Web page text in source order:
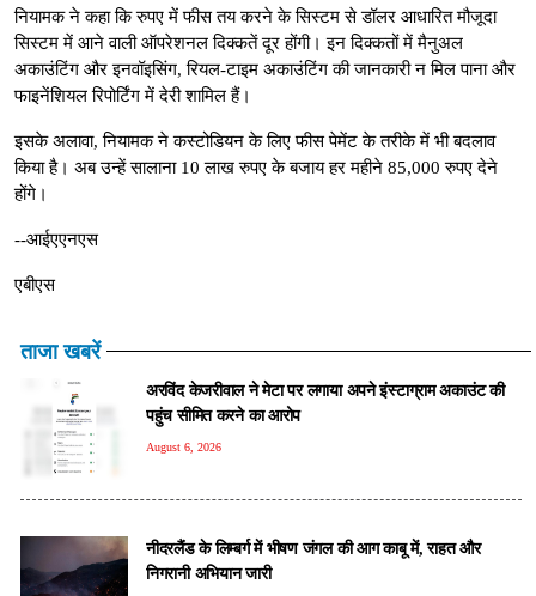
नियामक ने कहा कि रुपए में फीस तय करने के सिस्टम से डॉलर आधारित मौजूदा
सिस्टम में आने वाली ऑपरेशनल दिक्कतें दूर होंगी। इन दिक्कतों में मैनुअल
अकाउंटिंग और इनवॉइसिंग, रियल-टाइम अकाउंटिंग की जानकारी न मिल पाना और
फाइनेंशियल रिपोर्टिंग में देरी शामिल हैं।
इसके अलावा, नियामक ने कस्टोडियन के लिए फीस पेमेंट के तरीके में भी बदलाव
किया है। अब उन्हें सालाना 10 लाख रुपए के बजाय हर महीने 85,000 रुपए देने
होंगे।
--आईएएनएस
एबीएस
ताजा खबरें
अरविंद केजरीवाल ने मेटा पर लगाया अपने इंस्टाग्राम अकाउंट की
पहुंच सीमित करने का आरोप
August 6, 2026
नीदरलैंड के लिम्बर्ग में भीषण जंगल की आग काबू में, राहत और
निगरानी अभियान जारी